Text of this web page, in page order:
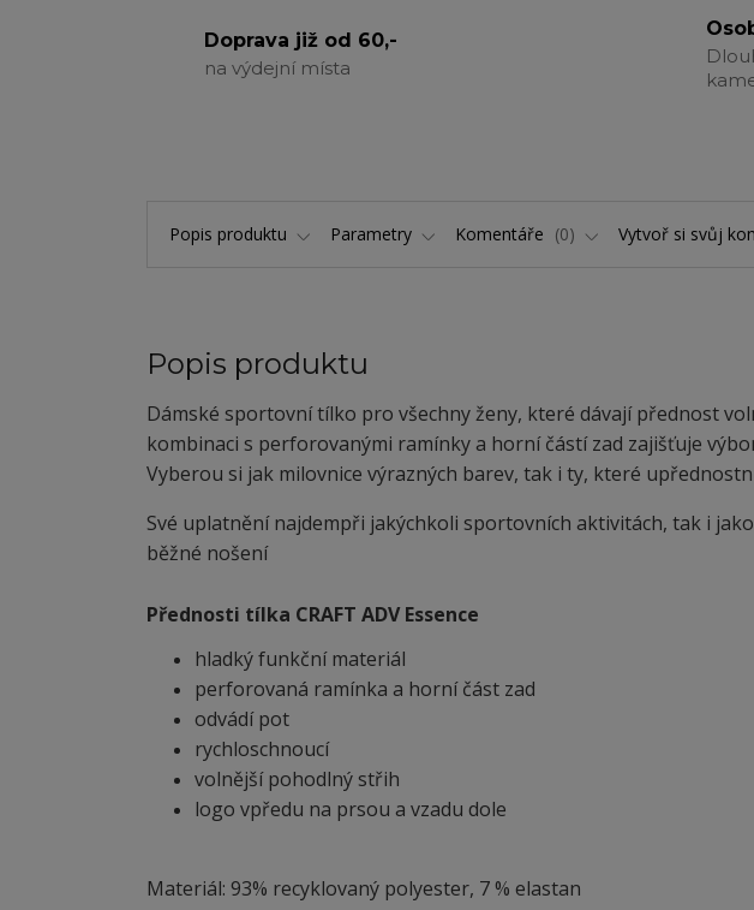
Doprava již od 60,-
na výdejní místa
Popis produktu Parametry Komentáře 0 Vytvoř si svůj
Popis produktu
Dámské sportovní tílko pro všechny ženy, které dávají přednost
kombinaci s perforovanými ramínky a horní částí zad zajišťuje
Vyberou si jak milovnice výrazných barev, tak i ty, které
Své uplatnění najdempři jakýchkoli sportovních aktivitách, tak i
běžné nošení
Přednosti tílka CRAFT ADV Essence
hladký funkční materiál
perforovaná ramínka a horní část zad
odvádí pot
rychloschnoucí
volnější pohodlný střih
logo vpředu na prsou a vzadu dole
Materiál: 93% recyklovaný polyester, 7 % elastan